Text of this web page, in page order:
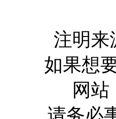
注明来
如果想
网